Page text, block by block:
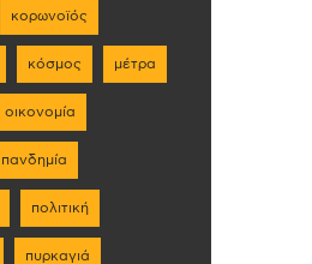
κορωνοϊός
κόσμος μέτρα
οικονομία
πανδημία
πολιτική
πυρκαγιά